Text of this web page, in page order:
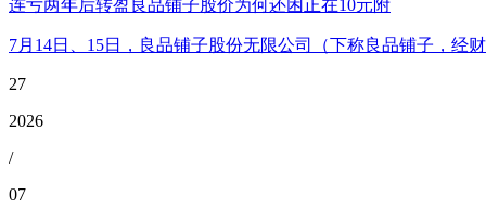
连亏两年后转盈良品铺子股价为何还困正在10元附
7月14日、15日，良品铺子股份无限公司（下称良品铺子，经
27
2026
/
07